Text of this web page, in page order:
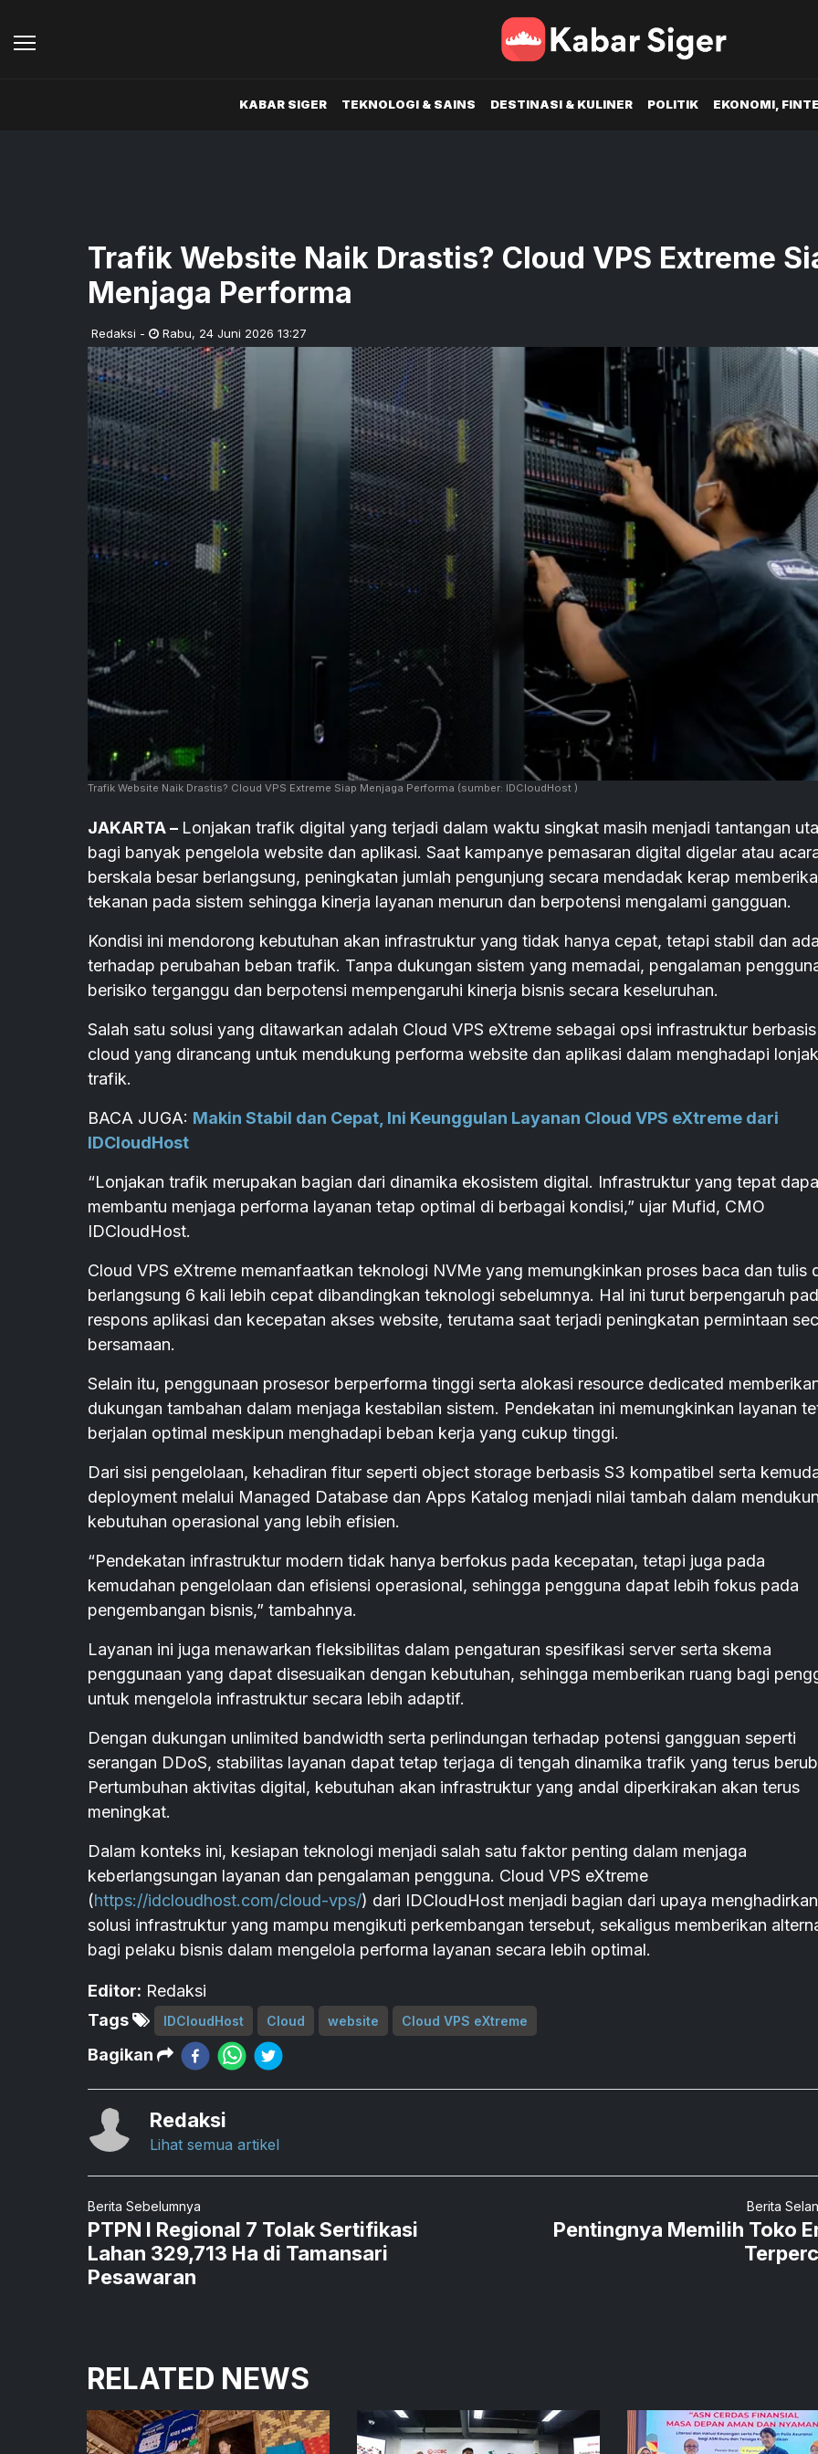
KABAR SIGER TEKNOLOGI & SAINS DESTINASI & KULINER POLITIK EKONOMI,
Trafik Website Naik Drastis? Cloud VPS Extreme
Menjaga Performa
Redaksi - Rabu, 24 Juni 2026 13:27
Trafik Website Naik Drastis? Cloud VPS Extreme Siap Menjaga Performa (sumber: IDCloudHost )
JAKARTA – Lonjakan trafik digital yang terjadi dalam waktu singkat masih menjadi tantangan
bagi banyak pengelola website dan aplikasi. Saat kampanye pemasaran digital digelar atau
berskala besar berlangsung, peningkatan jumlah pengunjung secara mendadak kerap
tekanan pada sistem sehingga kinerja layanan menurun dan berpotensi mengalami gangguan.
Kondisi ini mendorong kebutuhan akan infrastruktur yang tidak hanya cepat, tetapi stabil dan
terhadap perubahan beban trafik. Tanpa dukungan sistem yang memadai, pengalaman
berisiko terganggu dan berpotensi mempengaruhi kinerja bisnis secara keseluruhan.
Salah satu solusi yang ditawarkan adalah Cloud VPS eXtreme sebagai opsi infrastruktur berbasis
cloud yang dirancang untuk mendukung performa website dan aplikasi dalam menghadapi
trafik.
BACA JUGA: Makin Stabil dan Cepat, Ini Keunggulan Layanan Cloud VPS eXtreme dari
IDCloudHost
“Lonjakan trafik merupakan bagian dari dinamika ekosistem digital. Infrastruktur yang tepat
membantu menjaga performa layanan tetap optimal di berbagai kondisi,” ujar Mufid, CMO
IDCloudHost.
Cloud VPS eXtreme memanfaatkan teknologi NVMe yang memungkinkan proses baca dan tulis
berlangsung 6 kali lebih cepat dibandingkan teknologi sebelumnya. Hal ini turut berpengaruh
respons aplikasi dan kecepatan akses website, terutama saat terjadi peningkatan permintaan
bersamaan.
Selain itu, penggunaan prosesor berperforma tinggi serta alokasi resource dedicated
dukungan tambahan dalam menjaga kestabilan sistem. Pendekatan ini memungkinkan layanan
berjalan optimal meskipun menghadapi beban kerja yang cukup tinggi.
Dari sisi pengelolaan, kehadiran fitur seperti object storage berbasis S3 kompatibel serta
deployment melalui Managed Database dan Apps Katalog menjadi nilai tambah dalam
kebutuhan operasional yang lebih efisien.
“Pendekatan infrastruktur modern tidak hanya berfokus pada kecepatan, tetapi juga pada
kemudahan pengelolaan dan efisiensi operasional, sehingga pengguna dapat lebih fokus pada
pengembangan bisnis,” tambahnya.
Layanan ini juga menawarkan fleksibilitas dalam pengaturan spesifikasi server serta skema
penggunaan yang dapat disesuaikan dengan kebutuhan, sehingga memberikan ruang bagi
untuk mengelola infrastruktur secara lebih adaptif.
Dengan dukungan unlimited bandwidth serta perlindungan terhadap potensi gangguan seperti
serangan DDoS, stabilitas layanan dapat tetap terjaga di tengah dinamika trafik yang terus
Pertumbuhan aktivitas digital, kebutuhan akan infrastruktur yang andal diperkirakan akan terus
meningkat.
Dalam konteks ini, kesiapan teknologi menjadi salah satu faktor penting dalam menjaga
keberlangsungan layanan dan pengalaman pengguna. Cloud VPS eXtreme
(https://idcloudhost.com/cloud-vps/) dari IDCloudHost menjadi bagian dari upaya menghadirkan
solusi infrastruktur yang mampu mengikuti perkembangan tersebut, sekaligus memberikan
bagi pelaku bisnis dalam mengelola performa layanan secara lebih optimal.
Editor: Redaksi
Tags
IDCloudHost Cloud website Cloud VPS eXtreme
Bagikan
Redaksi
Lihat semua artikel
Berita Sebelumnya
PTPN I Regional 7 Tolak Sertifikasi
Lahan 329,713 Ha di Tamansari
Pesawaran
Berita
Pentingnya Memilih Toko
RELATED NEWS